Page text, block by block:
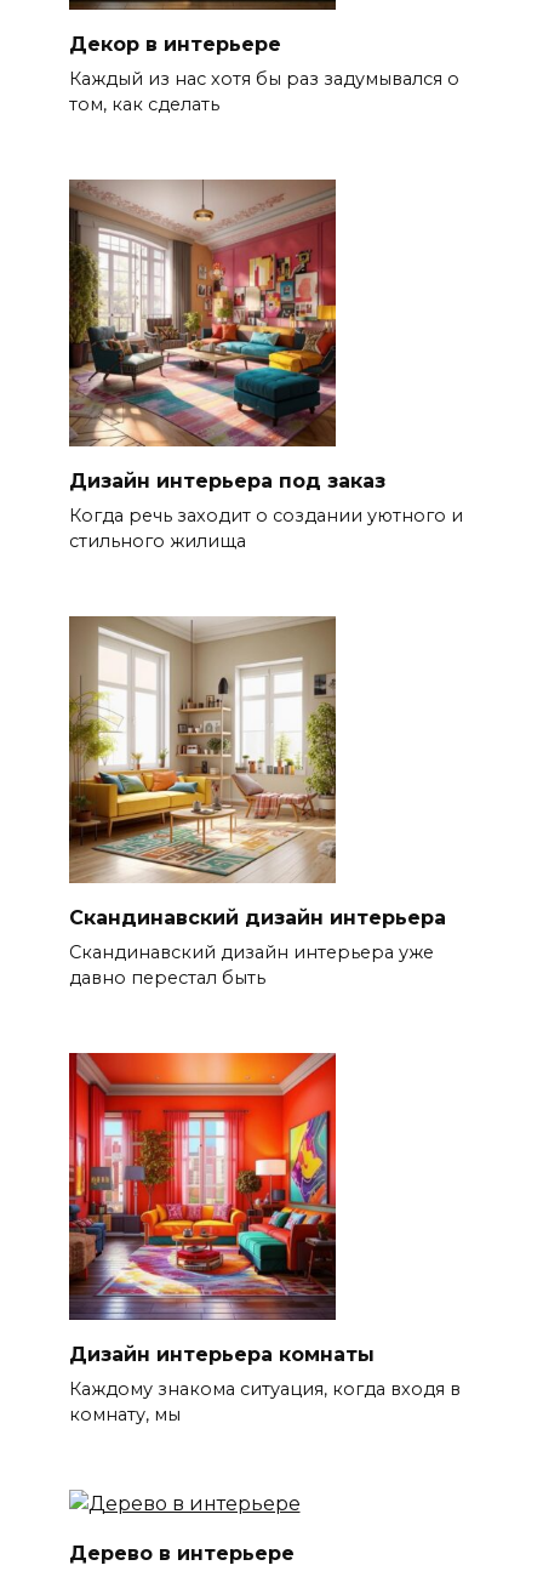
Декор в интерьере
Каждый из нас хотя бы раз задумывался о
том, как сделать
Дизайн интерьера под заказ
Когда речь заходит о создании уютного и
стильного жилища
Скандинавский дизайн интерьера
Скандинавский дизайн интерьера уже
давно перестал быть
Дизайн интерьера комнаты
Каждому знакома ситуация, когда входя в
комнату, мы
Дерево в интерьере